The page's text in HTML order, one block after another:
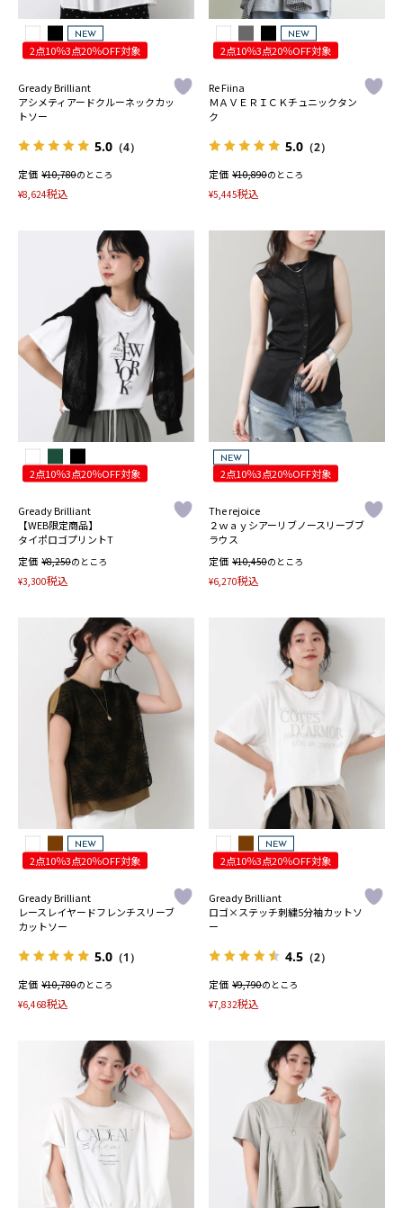
NEW
2点10％3点20％OFF対象
Gready Brilliant
アシメティアードクルーネックカッ
トソー
5.0 （4）
定価 ¥10,780のところ
¥8,624税込
NEW
2点10％3点20％OFF対象
Re Fiina
ＭＡＶＥＲＩＣＫチュニックタン
ク
5.0 （2）
定価 ¥10,890のところ
¥5,445税込
2点10％3点20％OFF対象
Gready Brilliant
【WEB限定商品】
タイポロゴプリントT
定価 ¥8,250のところ
¥3,300税込
NEW
2点10％3点20％OFF対象
The rejoice
２ｗａｙシアーリブノースリーブブ
ラウス
定価 ¥10,450のところ
¥6,270税込
NEW
2点10％3点20％OFF対象
Gready Brilliant
レースレイヤードフレンチスリーブ
カットソー
5.0 （1）
定価 ¥10,780のところ
¥6,468税込
NEW
2点10％3点20％OFF対象
Gready Brilliant
ロゴ×ステッチ刺繍5分袖カットソ
ー
4.5 （2）
定価 ¥9,790のところ
¥7,832税込